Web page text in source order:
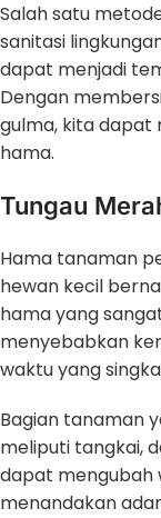
Salah satu
sanitasi
dapat menjadi
Dengan
gulma, kita dapat
hama.
Tungau
Hama tanaman
hewan kecil
hama yang
menyebabkan
waktu yang
Bagian tanaman
meliputi tangkai,
dapat mengubah
menandakan